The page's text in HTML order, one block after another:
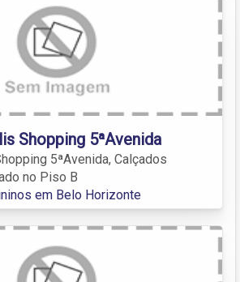
Shopping 5ªAvenida
5ªAvenida, Calçados
no Piso B
em Belo Horizonte